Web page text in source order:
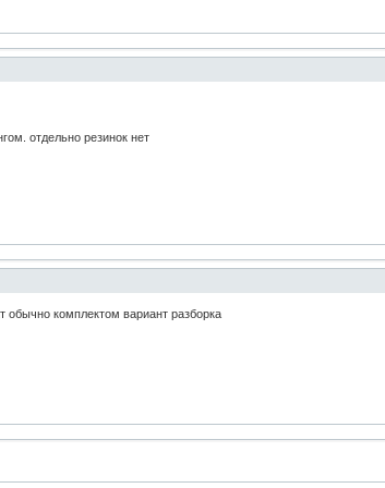
отдельно резинок нет
обычно комплектом вариант разборка